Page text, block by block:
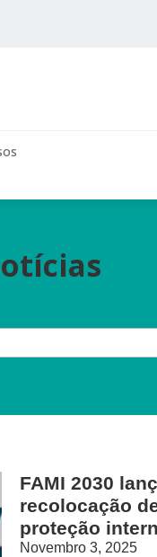
FAMI 2030
recolocação
proteção
Novembro 3, 2025